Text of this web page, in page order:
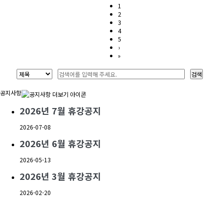
1
2
3
4
5
›
»
공지사항
2026년 7월 휴강공지
2026-07-08
2026년 6월 휴강공지
2026-05-13
2026년 3월 휴강공지
2026-02-20